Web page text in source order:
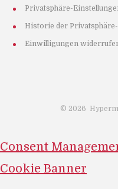
Privatsphäre-
Historie der
Einwilligungen
© 2026
Consent
Cookie Banner